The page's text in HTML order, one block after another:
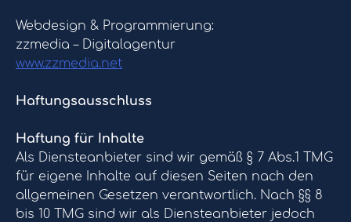
Webdesign & Programmierung:
zzmedia – Digitalagentur
www.zzmedia.net
Haftungsausschluss
Haftung für Inhalte
Als Diensteanbieter sind wir gemäß § 7 Abs.1 TMG
für eigene Inhalte auf diesen Seiten nach den
allgemeinen Gesetzen verantwortlich. Nach §§ 8
bis 10 TMG sind wir als Diensteanbieter jedoch